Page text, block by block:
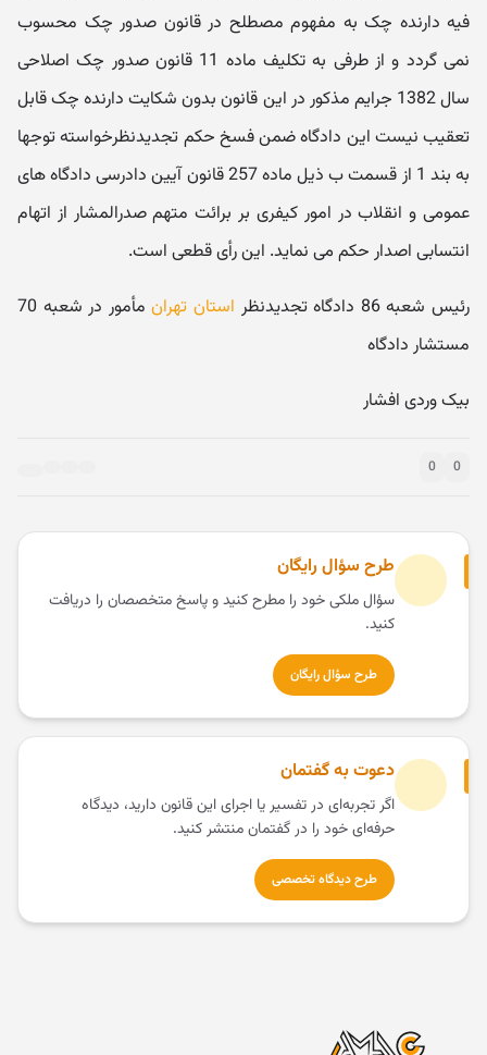
فیه دارنده چک به مفهوم مصطلح در قانون صدور چک محسوب
نمی گردد و از طرفی به تکلیف ماده 11 قانون صدور چک اصلاحی
سال 1382 جرایم مذکور در این قانون بدون شکایت دارنده چک قابل
تعقیب نیست این دادگاه ضمن فسخ حکم تجدیدنظرخواسته توجها
به بند 1 از قسمت ب ذیل ماده 257 قانون آیین دادرسی دادگاه های
عمومی و انقلاب در امور کیفری بر برائت متهم صدرالمشار از اتهام
انتسابی اصدار حکم می نماید. این رأی قطعی است.
رئیس شعبه 86 دادگاه تجدیدنظر استان تهران
مأمور در شعبه 70
مستشار دادگاه
بیک وردی افشار
0
0
طرح سؤال رایگان
سؤال ملکی خود را مطرح کنید و پاسخ متخصصان را دریافت
کنید.
طرح سؤال رایگان
دعوت به گفتمان
اگر تجربه‌ای در تفسیر یا اجرای این قانون دارید، دیدگاه
حرفه‌ای خود را در گفتمان منتشر کنید.
طرح دیدگاه تخصصی